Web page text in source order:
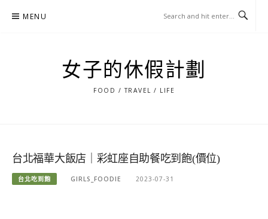
MENU
女子的休假計劃
FOOD / TRAVEL / LIFE
台北福華大飯店｜彩虹座自助餐吃到飽(價位)
台北吃到飽 GIRLS_FOODIE 2023-07-31